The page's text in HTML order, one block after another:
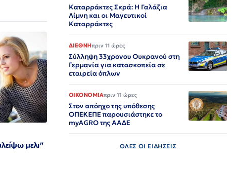
μελι"
Καταρράκτες Σκρά: Η Γαλάζια
Λίμνη και οι Μαγευτικοί
Καταρράκτες
ΔΙΕΘΝΗπριν 11 ώρες
Σύλληψη 33χρονου Ουκρανού στη
Γερμανία για κατασκοπεία σε
εταιρεία όπλων
ΟΙΚΟΝΟΜΙΑπριν 11 ώρες
Στον απόηχο της υπόθεσης
ΟΠΕΚΕΠΕ παρουσιάστηκε το
myAGRO της ΑΑΔΕ
ΟΛΕΣ ΟΙ ΕΙΔΗΣΕΙΣ